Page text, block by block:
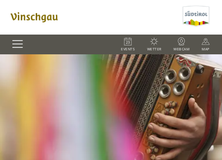
EVENTS WETTER WEBCAM MAP